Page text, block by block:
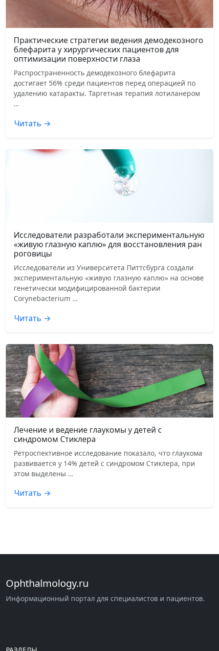
Практические стратегии ведения демодекозного
блефарита у хирургических пациентов для
оптимизации поверхности глаза
Распространенность демодекозного блефарита
достигает 56% среди пациентов перед операцией по
удалению катаракты. Таргетная терапия лотиланером
…
Читать →
Исследователи разработали экспериментальную
«живую глазную каплю» для восстановления ран
роговицы
Исследователи из Университета Питтсбурга создали
экспериментальную «живую глазную каплю» на основе
генетически модифицированной бактерии
Corynebacterium …
Читать →
Лечение и ведение глаукомы у детей с
синдромом Стиклера
Ретроспективное исследование показало, что глаукома
развивается у 14% детей с синдромом Стиклера, при
этом выделены …
Читать →
Ophthalmology.ru
Информационный портал для специалистов и пациентов.